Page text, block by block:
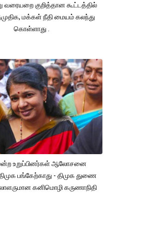
வரையறை குறித்தான கூட்டத்தில்
மக்கள் நீதி மையம் கலந்து
கொள்ளாது .
உறுப்பினர்கள் ஆலோசனை
பங்கேற்காது - திமுக துணை
கனிமொழி கருணாநிதி